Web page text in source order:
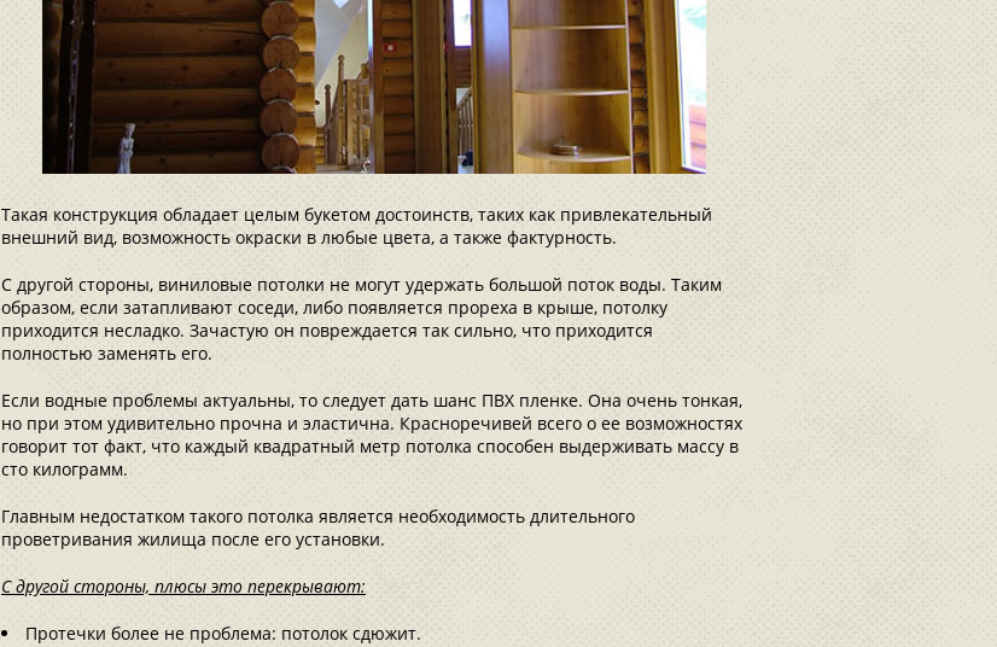
Такая конструкция обладает целым букетом достоинств, таких как привлекательный
внешний вид, возможность окраски в любые цвета, а также фактурность.
С другой стороны, виниловые потолки не могут удержать большой поток воды. Таким
образом, если затапливают соседи, либо появляется прореха в крыше, потолку
приходится несладко. Зачастую он повреждается так сильно, что приходится
полностью заменять его.
Если водные проблемы актуальны, то следует дать шанс ПВХ пленке. Она очень тонкая,
но при этом удивительно прочна и эластична. Красноречивей всего о ее возможностях
говорит тот факт, что каждый квадратный метр потолка способен выдерживать массу в
сто килограмм.
Главным недостатком такого потолка является необходимость длительного
проветривания жилища после его установки.
С другой стороны, плюсы это перекрывают:
Протечки более не проблема: потолок сдюжит.